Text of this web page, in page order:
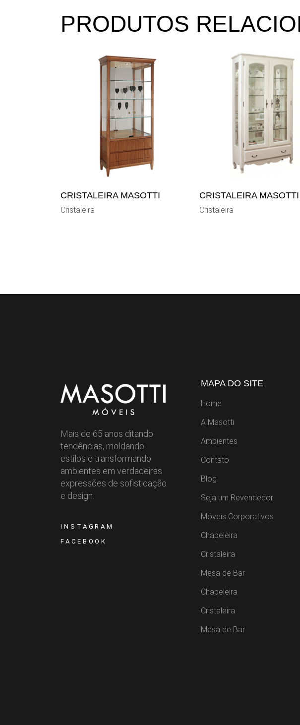
PRODUTOS
CRISTALEIRA MASOTTI
Cristaleira
CRISTALEIRA MASOTTI
Cristaleira
Mais de 65 anos ditando
tendências, moldando
estilos e transformando
ambientes em verdadeiras
expressões de sofisticação
e design.
INSTAGRAM
FACEBOOK
MAPA DO SITE
Home
A Masotti
Ambientes
Contato
Blog
Seja um Revendedor
Móveis Corporativos
Chapeleira
Cristaleira
Mesa de Bar
Chapeleira
Cristaleira
Mesa de Bar